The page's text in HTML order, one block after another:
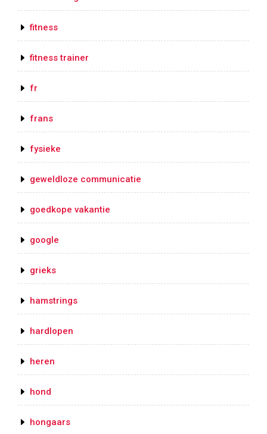
fitness
fitness trainer
fr
frans
fysieke
geweldloze communicatie
goedkope vakantie
google
grieks
hamstrings
hardlopen
heren
hond
hongaars